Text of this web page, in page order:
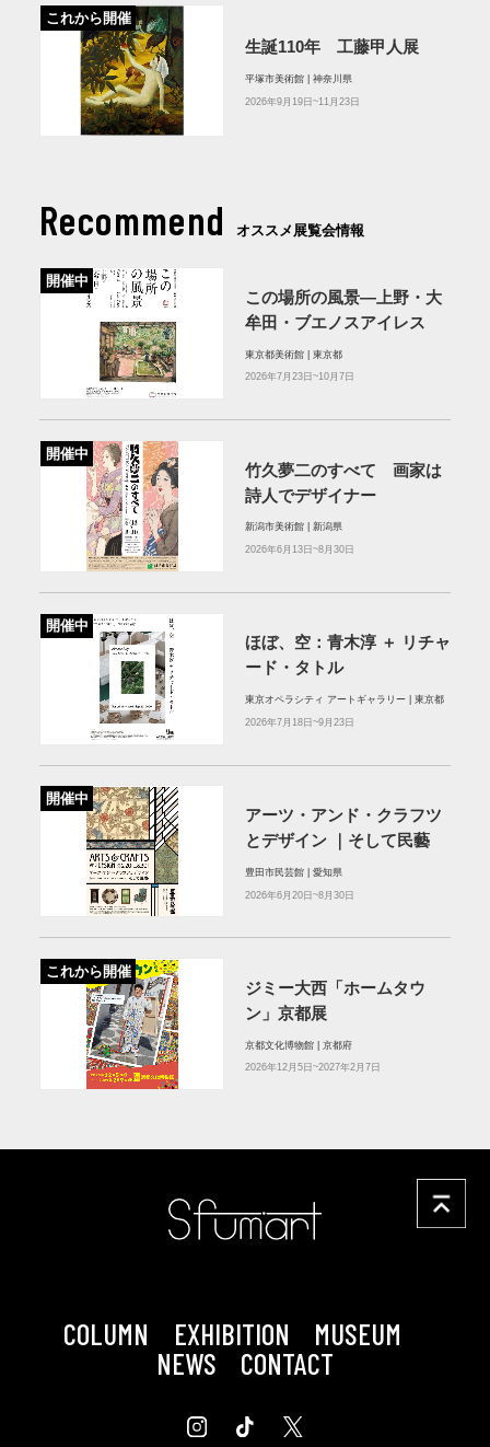
これから開催
生誕110年 工藤甲人展
平塚市美術館 | 神奈川県
2026年9月19日~11月23日
Recommend オススメ展覧会情報
開催中
この場所の風景―上野・大
牟田・ブエノスアイレス
東京都美術館 | 東京都
2026年7月23日~10月7日
開催中
竹久夢二のすべて 画家は
詩人でデザイナー
新潟市美術館 | 新潟県
2026年6月13日~8月30日
開催中
ほぼ、空：⻘⽊淳 ＋ リチャ
ード・タトル
東京オペラシティ アートギャラリー | 東京都
2026年7月18日~9月23日
開催中
アーツ・アンド・クラフツ
とデザイン ｜そして民藝
豊田市民芸館 | 愛知県
2026年6月20日~8月30日
これから開催
ジミー大西「ホームタウ
ン」京都展
京都文化博物館 | 京都府
2026年12月5日~2027年2月7日
COLUMN EXHIBITION
MUSEUM
NEWS
CONTACT